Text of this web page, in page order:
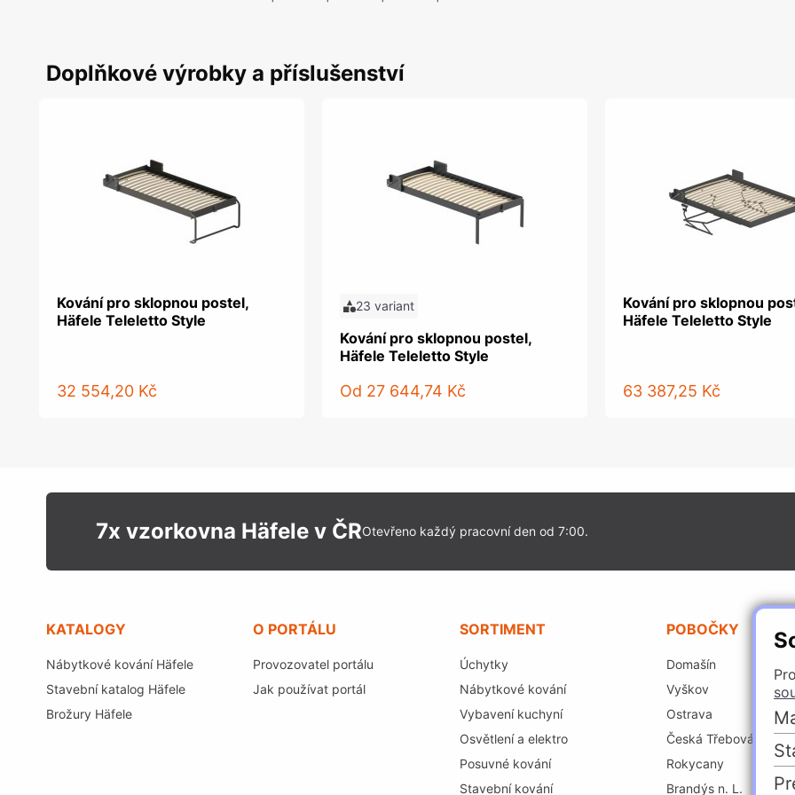
Doplňkové výrobky a příslušenství
Kování pro sklopnou postel,
Häfele Teleletto Style
32 554,20 Kč
23 variant
Kování pro sklopnou postel,
Häfele Teleletto Style
Od 27 644,74 Kč
Kování pro sklopnou
Häfele Teleletto Style
63 387,25 Kč
7x vzorkovna Häfele v ČROtevřeno každý pracovní den od 7:00.
KATALOGY
Nábytkové kování Häfele
Stavební katalog Häfele
Brožury Häfele
O PORTÁLU
Provozovatel portálu
Jak používat portál
SORTIMENT
Úchytky
Nábytkové kování
Vybavení kuchyní
Osvětlení a elektro
Posuvné kování
Stavební kování
POBOČKY
Domašín
Vyškov
Ostrava
Česká Třebová
Rokycany
Brandýs n. L.